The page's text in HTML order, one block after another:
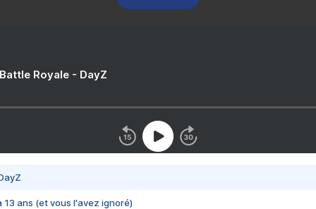
Royale - DayZ
13 ans (et vous l'avez ignoré)